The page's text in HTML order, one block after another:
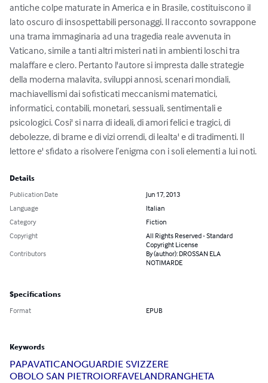
antiche colpe maturate in America e in Brasile, costituiscono il
lato oscuro di insospettabili personaggi. Il racconto sovrappone
una trama immaginaria ad una tragedia reale avvenuta in
Vaticano, simile a tanti altri misteri nati in ambienti loschi tra
malaffare e clero. Pertanto l'autore si impresta dalle strategie
della moderna malavita, sviluppi annosi, scenari mondiali,
machiavellismi dai sofisticati meccanismi matematici,
informatici, contabili, monetari, sessuali, sentimentali e
psicologici. Cosi' si narra di ideali, di amori felici e tragici, di
debolezze, di brame e di vizi orrendi, di lealta' e di tradimenti. Il
lettore e' sfidato a risolvere l’enigma con i soli elementi a lui noti.
Details
Publication Date
Jun 17, 2013
Language
Italian
Category
Fiction
Copyright
All Rights Reserved - Standard
Copyright License
Contributors
By (author): DROSSAN ELA
NOTIMARDE
Specifications
Format EPUB
Keywords
PAPAVATICANOGUARDIE SVIZZERE
OBOLO SAN PIETROIORFAVELANDRANGHETA